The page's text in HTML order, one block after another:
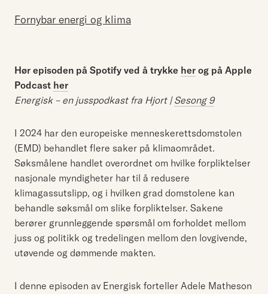
Fornybar energi og klima
Hør episoden på Spotify ved å trykke her og på Apple
Podcast her
Energisk – en jusspodkast fra Hjort |Sesong 9
I 2024 har den europeiske menneskerettsdomstolen
(EMD) behandlet flere saker på klimaområdet.
Søksmålene handlet overordnet om hvilke forpliktelser
nasjonale myndigheter har til å redusere
klimagassutslipp, og i hvilken grad domstolene kan
behandle søksmål om slike forpliktelser. Sakene
berører grunnleggende spørsmål om forholdet mellom
juss og politikk og tredelingen mellom den lovgivende,
utøvende og dømmende makten.
I denne episoden av Energisk forteller Adele Matheson